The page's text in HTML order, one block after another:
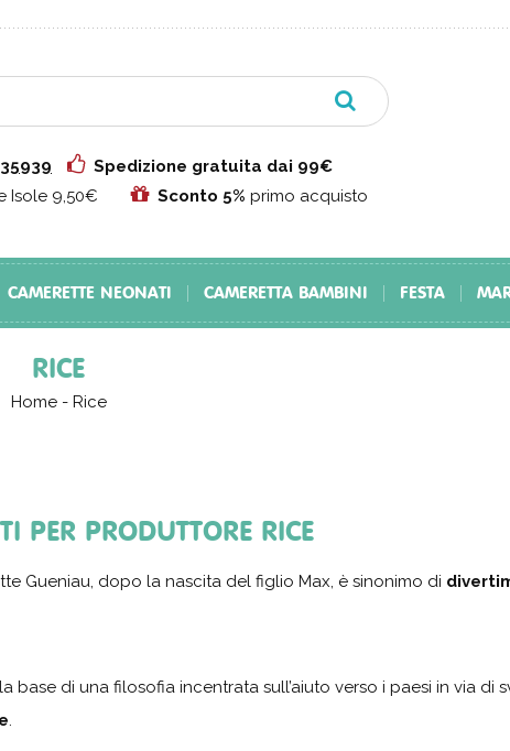
Spedizione gratuita dai 99€
Isole 9,50€ Sconto 5% primo acquisto
CAMERETTE NEONATI CAMERETTA BAMBINI FESTA
RICE
Home -Rice
PER PRODUTTORE RICE
Gueniau, dopo la nascita del figlio Max, è sinonimo di
base di una filosofia incentrata sull’aiuto verso i paesi in via di
.